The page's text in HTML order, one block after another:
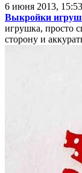
6 июня 2013, 15:53
Выкройки
игрушка, просто
сторону и